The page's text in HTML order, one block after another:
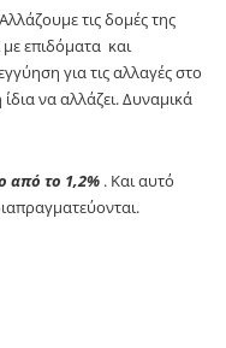
τις δομές της
επιδόματα και
για τις αλλαγές στο
να αλλάζει. Δυναμικά
από το 1,2% . Και αυτό